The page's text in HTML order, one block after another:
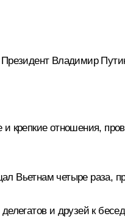
Владимир
крепкие отношения,
Вьетнам четыре раза,
и друзей к